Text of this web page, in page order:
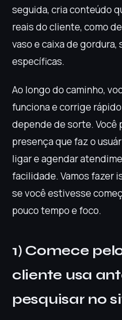
seguida, cria conteúdo
reais do cliente, como
vaso e caixa de gordura,
específicas.
Ao longo do caminho,
funciona e corrige
depende de sorte. Você
presença que faz o
ligar e agendar
facilidade. Vamos fazer
se você estivesse
pouco tempo e foco.
1) Comece
cliente usa
pesquisar no